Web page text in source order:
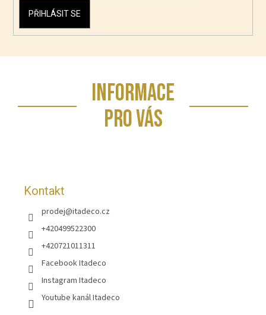
PŘIHLÁSIT SE
INFORMACE
PRO VÁS
Kontakt
prodej@itadeco.cz
+420499522300
+420721011311
Facebook Itadeco
Instagram Itadeco
Youtube kanál Itadeco